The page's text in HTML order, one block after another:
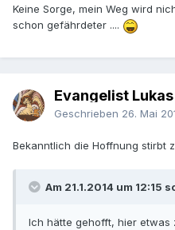
Keine Sorge, mein Weg wird
schon gefährdeter ....
Evangelist Lukas
Geschrieben 26. Mai
Bekanntlich die Hoffnung stirbt
Am 21.1.2014 um 12:15
Ich hätte gehofft, hier etwas